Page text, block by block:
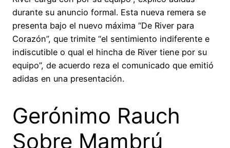
durante su anuncio formal. Esta nueva remera se
presenta bajo el nuevo máxima “De River para
Corazón”, que trimite “el sentimiento indiferente e
indiscutible o qual el hincha de River tiene por su
equipo”, de acuerdo reza el comunicado que emitió
adidas en una presentación.
Gerónimo Rauch
Sobre Mambrú